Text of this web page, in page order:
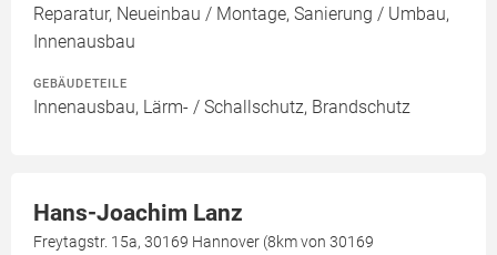
Reparatur, Neueinbau / Montage, Sanierung / Umbau,
Innenausbau
GEBÄUDETEILE
Innenausbau, Lärm- / Schallschutz, Brandschutz
Hans-Joachim Lanz
Freytagstr. 15a, 30169 Hannover (8km von 30169